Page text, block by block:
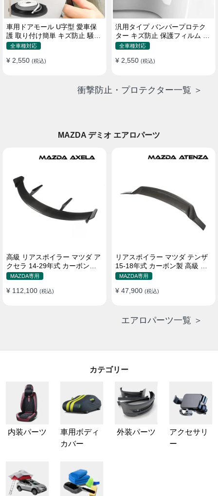
車用ドアモール U字型 愛車保
護 取り付け簡単 キズ防止 騒音
低減 5m バンパーストリップ
全車種対応
¥ 2,550 (税込)
汎用タイプ バンパープロテク
ター キズ防止 保護フィルム 取
り付け簡単 フィット感抜群
全車種対応
¥ 2,550 (税込)
衝撃防止・プロテクター一覧 ＞
MAZDA デミオ エアロパーツ
高級 リアスポイラー マツダ ア
クセラ 14-29年式 カーボンフ
ァイバー
MAZDA専用
¥ 112,100 (税込)
リアスポイラー マツダ テンザ
15-18年式 カーボン製 高級 貼
り付け装着
MAZDA専用
¥ 47,900 (税込)
エアロパーツ一覧 ＞
カテゴリー
内装パーツ
車用ボディ
カバー
外装パーツ
アクセサリ
ー